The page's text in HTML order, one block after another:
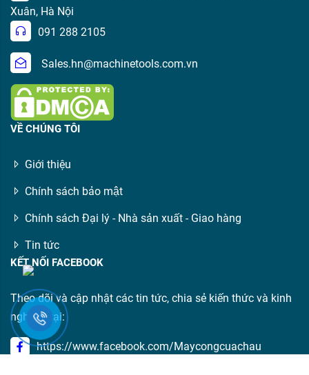
Xuân, Hà Nội
091 288 2105
Sales.hn@machinetools.com.vn
VỀ CHÚNG TÔI
Giới thiệu
Chính sách bảo mật
Chính sách Đại lý - Nhà sản xuất - Giao hàng
Tin tức
KẾT NỐI FACEBOOK
Theo dõi và cập nhật các tin tức, chia sẻ kiến thức và kinh
nghiệm tại:
https://www.facebook.com/Maycongcuachau